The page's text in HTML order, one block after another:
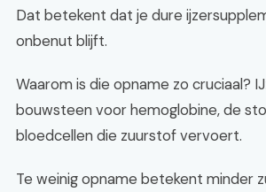
Dat betekent dat je dure
onbenut blijft.
Waarom is die opname zo cruciaal?
bouwsteen voor hemoglobine, de
bloedcellen die zuurstof vervoert.
Te weinig opname betekent minder